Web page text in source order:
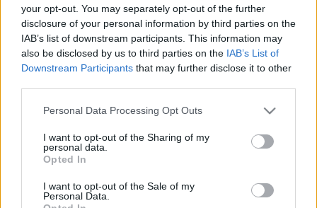
your opt-out. You may separately opt-out of the further
disclosure of your personal information by third parties on the
IAB’s list of downstream participants. This information may
also be disclosed by us to third parties on the IAB’s List of
Downstream Participants that may further disclose it to other
Please note that this website/app uses one or more Google
not limited to your visit or usage behaviour. You may click to
grant or deny consent to Google and its third-party tags to
use your data for below specified purposes in below Google
consent section.
Personal Data Processing Opt Outs
I want to opt-out of the Sharing of my
personal data.
Opted In
I want to opt-out of the Sale of my
Personal Data.